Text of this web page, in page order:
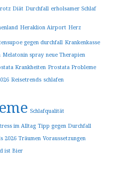
Diät Durchfall erholsamer Schlaf
Heraklion Airport Herz
gegen durchfall Krankenkasse
Melatonin spray neue Therapien
Krankheiten Prostata Probleme
Reisetrends schlafen
Schlafqualität
im Alltag Tipp gegen Durchfall
2026 Träumen Voraussetzungen
ist Bier